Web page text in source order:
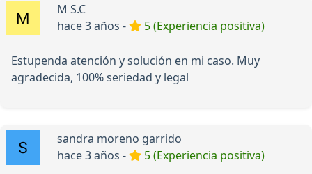
M S.C
hace 3 años -
5 (Experiencia positiva)
Estupenda atención y solución en mi caso. Muy
agradecida, 100% seriedad y legal
sandra moreno garrido
hace 3 años -
5 (Experiencia positiva)